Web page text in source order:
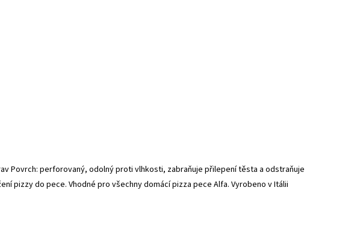
Povrch: perforovaný, odolný proti vlhkosti, zabraňuje přilepení těsta a odstraňuje
pizzy do pece. Vhodné pro všechny domácí pizza pece Alfa. Vyrobeno v Itálii